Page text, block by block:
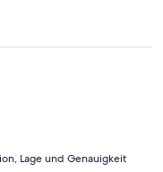
Lage und Genauigkeit